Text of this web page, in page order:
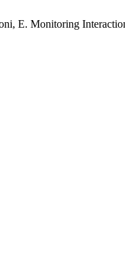
E. Monitoring